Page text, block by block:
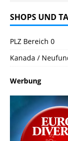
SHOPS UND
PLZ Bereich 0
Kanada /
Werbung